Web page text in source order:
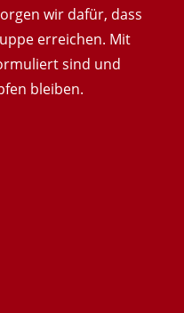
wir dafür, dass
erreichen. Mit
sind und
bleiben.